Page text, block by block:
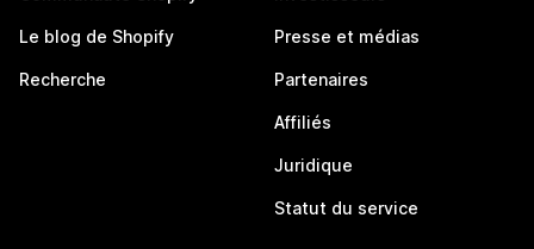
Le blog de Shopify
Recherche
Presse et médias
Partenaires
Affiliés
Juridique
Statut du service